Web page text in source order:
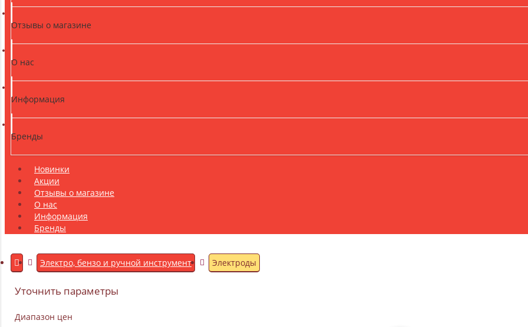
Отзывы о магазине
О нас
Информация
Бренды
Новинки
Акции
Отзывы о магазине
О нас
Информация
Бренды
Электро, бензо и ручной инструмент Электроды
Уточнить параметры
Диапазон цен